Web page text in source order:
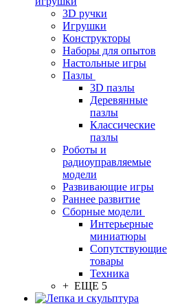
3D ручки
Игрушки
Конструкторы
Наборы для опытов
Настольные игры
Пазлы
3D пазлы
Деревянные
пазлы
Классические
пазлы
Роботы и
радиоуправляемые
модели
Развивающие игры
Раннее развитие
Сборные модели
Интерьерные
миниатюры
Сопутствующие
товары
Техника
+ ЕЩЕ 5